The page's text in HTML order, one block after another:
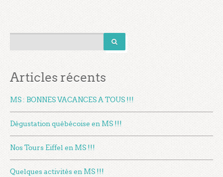
Articles récents
MS : BONNES VACANCES A TOUS !!!
Dégustation québécoise en MS !!!
Nos Tours Eiffel en MS !!!
Quelques activités en MS !!!